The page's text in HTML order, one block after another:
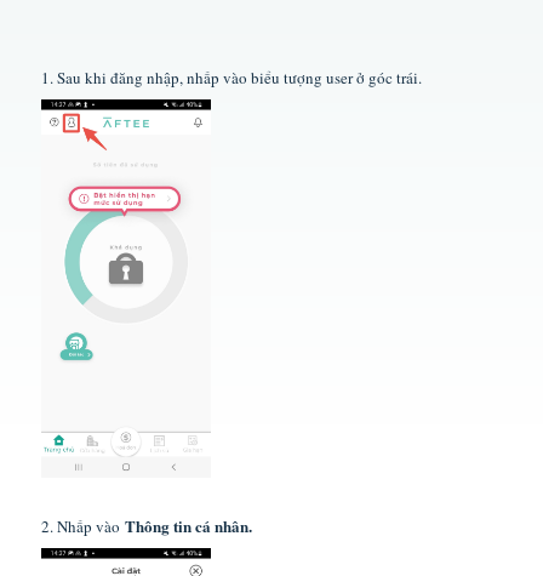
1. Sau khi đăng nhập, nhấp vào biểu tượng user ở góc trái.
2. Nhấp vào Thông tin cá nhân.